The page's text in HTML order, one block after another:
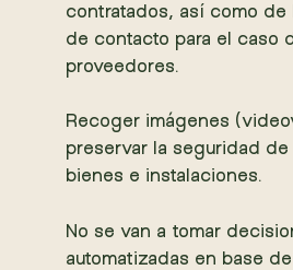
contratados, así como de
de contacto para el caso
proveedores.
Recoger imágenes
preservar la seguridad de
bienes e instalaciones.
No se van a tomar
automatizadas en base